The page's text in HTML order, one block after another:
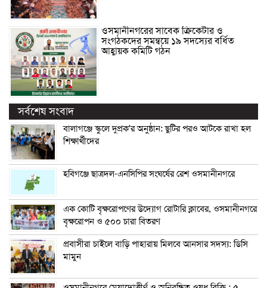
ওসমানীনগরের সাবেক ক্রিকেটার ও
সংগঠকদের সমন্বয়ে ১৯ সদস্যের বর্ধিত
আহ্বায়ক কমিটি গঠন
সর্বশেষ সংবাদ
বালাগঞ্জে স্কুলে দুপ্রক’র অনুষ্ঠান: ছুটির পরও আটকে রাখা হল
শিক্ষার্থীদের
হবিগঞ্জে ছাত্রদল-এনসিপির সংঘর্ষের রেশ ওসমানীনগরে
এক কোটি বৃক্ষরোপণের উদ্যোগ রোটারি ক্লাবের, ওসমানীনগরে
বৃক্ষরোপন ও ৫০০ চারা বিতরণ
প্রবাসীরা চাইলে বাড়ি পাহারায় মিলবে আনসার সদস্য: ডিসি
মামুন